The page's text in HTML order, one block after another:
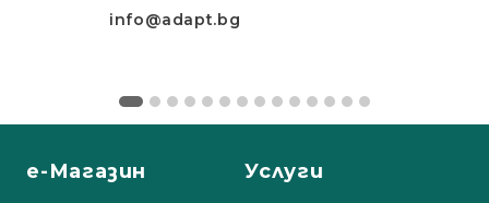
info@adapt.bg
е-Магазин Услуги